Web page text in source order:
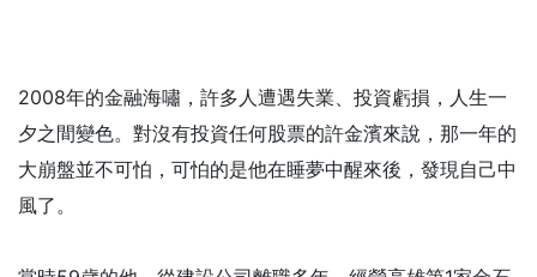
2008年的金融海嘯，許多人遭遇失業、投資虧損，人生一
夕之間變色。對沒有投資任何股票的許金濱來說，那一年的
大崩盤並不可怕，可怕的是他在睡夢中醒來後，發現自己中
風了。